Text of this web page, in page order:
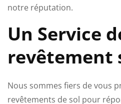
notre réputation.
Un Service
revêtement
Nous sommes fiers de vous
revêtements de sol pour